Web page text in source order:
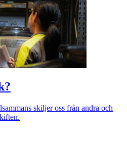
skiljer oss från andra och